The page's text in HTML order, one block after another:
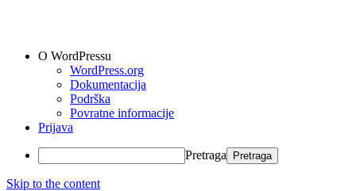
O WordPressu
WordPress.org
Dokumentacija
Podrška
Povratne informacije
Prijava
Pretraga
Skip to the content